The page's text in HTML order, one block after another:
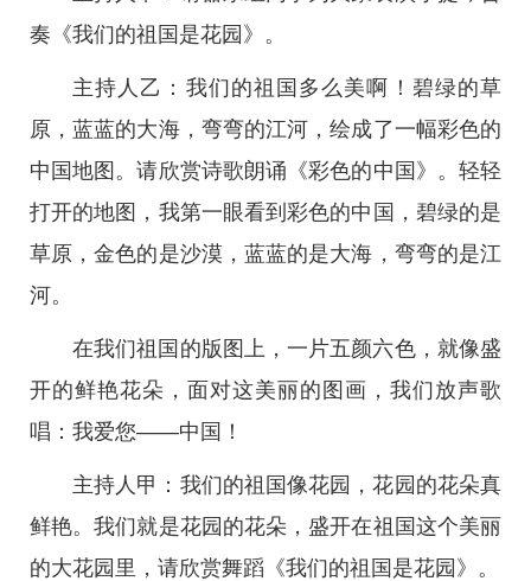
奏《我们的祖国是花园》。
主持人乙：我们的祖国多么美啊！碧绿的草
原，蓝蓝的大海，弯弯的江河，绘成了一幅彩色的
中国地图。请欣赏诗歌朗诵《彩色的中国》。轻轻
打开的地图，我第一眼看到彩色的中国，碧绿的是
草原，金色的是沙漠，蓝蓝的是大海，弯弯的是江
河。
在我们祖国的版图上，一片五颜六色，就像盛
开的鲜艳花朵，面对这美丽的图画，我们放声歌
唱：我爱您——中国！
主持人甲：我们的祖国像花园，花园的花朵真
鲜艳。我们就是花园的花朵，盛开在祖国这个美丽
的大花园里，请欣赏舞蹈《我们的祖国是花园》。